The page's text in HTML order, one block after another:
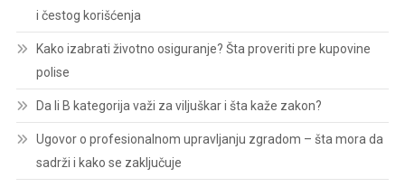
i čestog korišćenja
Kako izabrati životno osiguranje? Šta proveriti pre kupovine
polise
Da li B kategorija važi za viljuškar i šta kaže zakon?
Ugovor o profesionalnom upravljanju zgradom – šta mora da
sadrži i kako se zaključuje